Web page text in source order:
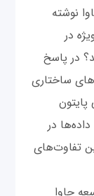
نوشته
در
در پاسخ
ساختاری
در
تفاوت‌های
جاوا